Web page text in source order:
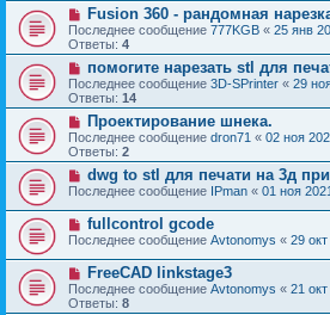
Fusion 360 - рандомная
Последнее сообщение 777KGB « 25 янв
Ответы: 4
помогите нарезать stl для
Последнее сообщение 3D-SPrinter « 29
Ответы: 14
Проектирование шнека.
Последнее сообщение dron71 « 02 ноя
Ответы: 2
dwg to stl для печати на 3д
Последнее сообщение IPman « 01 ноя
fullcontrol gcode
Последнее сообщение Avtonomys « 29
FreeCAD linkstage3
Последнее сообщение Avtonomys « 21
Ответы: 8